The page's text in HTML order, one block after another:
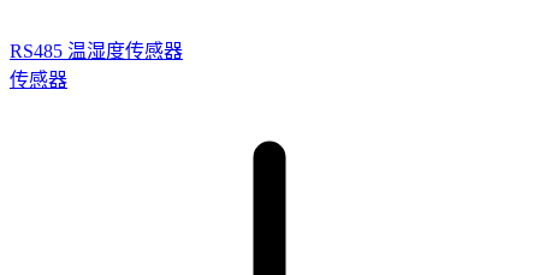
RS485 温湿度传感器
传感器